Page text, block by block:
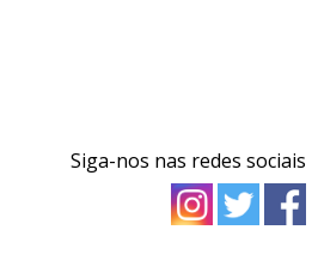
Siga-nos nas redes sociais